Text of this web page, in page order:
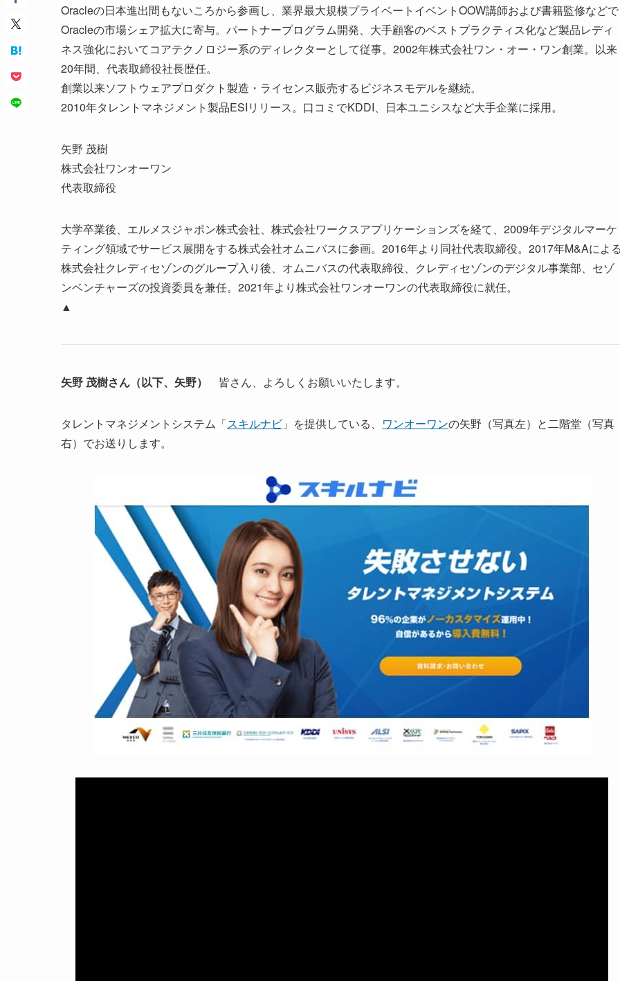
Oracleの日本進出間もないころから参画し、業界最大規模プライベートイベントOOW講師および書籍監修などで
Oracleの市場シェア拡大に寄与。パートナープログラム開発、大手顧客のベストプラクティス化など製品レディ
ネス強化においてコアテクノロジー系のディレクターとして従事。2002年株式会社ワン・オー・ワン創業。以来
20年間、代表取締役社長歴任。
創業以来ソフトウェアプロダクト製造・ライセンス販売するビジネスモデルを継続。
2010年タレントマネジメント製品ESIリリース。口コミでKDDI、日本ユニシスなど大手企業に採用。
矢野 茂樹
株式会社ワンオーワン
代表取締役
大学卒業後、エルメスジャポン株式会社、株式会社ワークスアプリケーションズを経て、2009年デジタルマーケ
ティング領域でサービス展開をする株式会社オムニバスに参画。2016年より同社代表取締役。2017年M&Aによ
株式会社クレディセゾンのグループ入り後、オムニバスの代表取締役、クレディセゾンのデジタル事業部、セゾ
ンベンチャーズの投資委員を兼任。2021年より株式会社ワンオーワンの代表取締役に就任。
▲
矢野 茂樹さん（以下、矢野） 皆さん、よろしくお願いいたします。
タレントマネジメントシステム「スキルナビ 」を提供している、 ワンオーワンの矢野（写真左）と二階堂（写真
右）でお送りします。